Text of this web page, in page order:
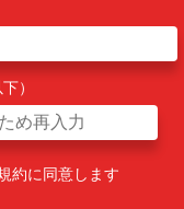
）
約に同意します